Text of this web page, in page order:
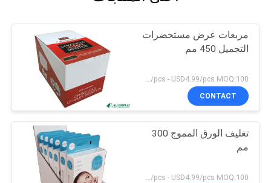
مربعات عرض مستحضرات
التجميل 450 مم
USD0.69/pcs - USD4.99/pcs MOQ:100 قطعة
CONTACT
تغليف الورق المموج 300
مم
USD0.69/pcs - USD4.99/pcs MOQ:100 قطعة